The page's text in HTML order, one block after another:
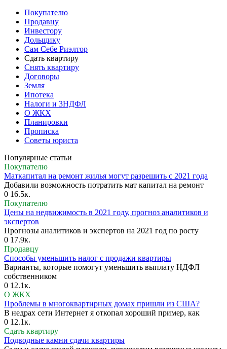
Покупателю
Продавцу
Инвестору
Дольщику
Сам Себе Риэлтор
Сдать квартиру
Снять квартиру
Договоры
Земля
Ипотека
Налоги и 3НДФЛ
О ЖКХ
Планировки
Прописка
Советы юриста
Популярные статьи
Покупателю
Маткапитал на ремонт жилья могут разрешить с 2021 года
Добавили возможность потратить мат капитал на ремонт
0 16.5к.
Покупателю
Цены на недвижимость в 2021 году, прогноз аналитиков и
экспертов
Прогнозы аналитиков и экспертов на 2021 год по росту
0 17.9к.
Продавцу
Способы уменьшить налог с продажи квартиры
Варианты, которые помогут уменьшить выплату НДФЛ
собственником
0 12.1к.
О ЖКХ
Проблемы в многоквартирных домах пришли из США?
В недрах сети Интернет я откопал хороший пример, как
0 12.1к.
Сдать квартиру
Подводные камни сдачи квартиры